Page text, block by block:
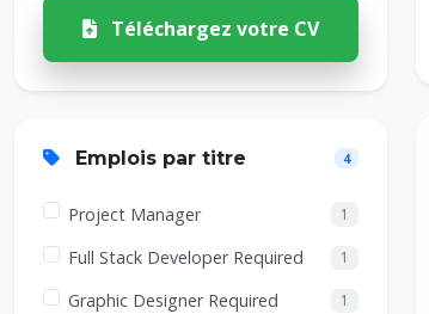
Téléchargez votre CV
Emplois par titre 4
Project Manager 1
Full Stack Developer Required 1
Graphic Designer Required 1